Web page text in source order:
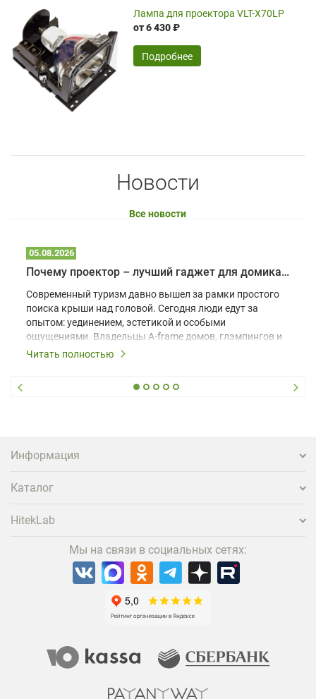
Лампа для проектора VLT-X70LP
от 6 430 ₽
Подробнее
Новости
Все новости
05.08.2026
Почему проектор – лучший гаджет для домика в глэмпинге
Современный туризм давно вышел за рамки простого
поиска крыши над головой. Сегодня люди едут за
опытом: уединением, эстетикой и особыми
ощущениями. Владельцы A-frame домов, глэмпингов и
шале понимают, что конкуренция растет, и
вернуться и поделиться впечатлениями в соцсетях,
проектора.
Читать полностью
Информация
Каталог
HitekLab
Мы на связи в социальных сетях: